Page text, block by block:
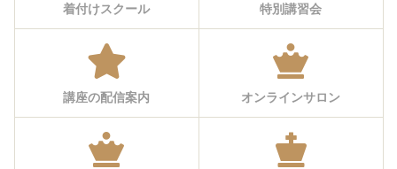
着付けスクール 特別講習会
講座の配信案内 オンラインサロン